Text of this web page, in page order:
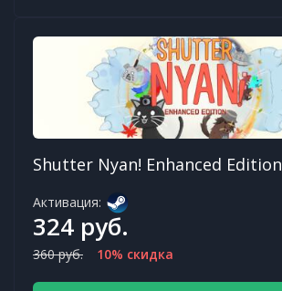
Shutter Nyan! Enhanced Edition
Активация:
324 руб.
360 руб. 10% скидка